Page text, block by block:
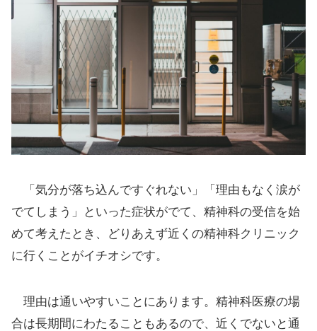
「気分が落ち込んですぐれない」「理由もなく涙が
でてしまう」といった症状がでて、精神科の受信を始
めて考えたとき、どりあえず近くの精神科クリニック
に行くことがイチオシです。
理由は通いやすいことにあります。精神科医療の場
合は長期間にわたることもあるので、近くでないと通